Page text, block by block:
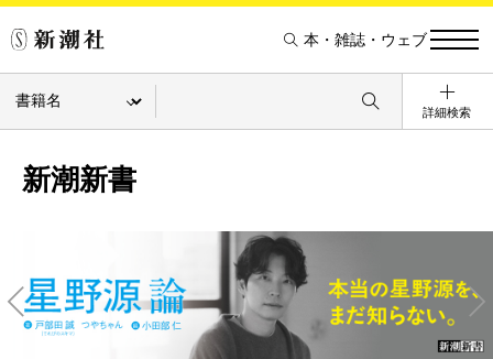
本・雑誌・ウェブ
詳細検索
新潮新書
Ne